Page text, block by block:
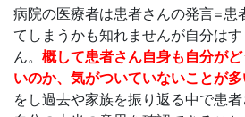
病院の医療者は患者さんの発言=患
てしまうかも知れませんが自分は
ん。 概して患者さん自身も自分が
いのか、気がついていないことが
をし過去や家族を振り返る中で患